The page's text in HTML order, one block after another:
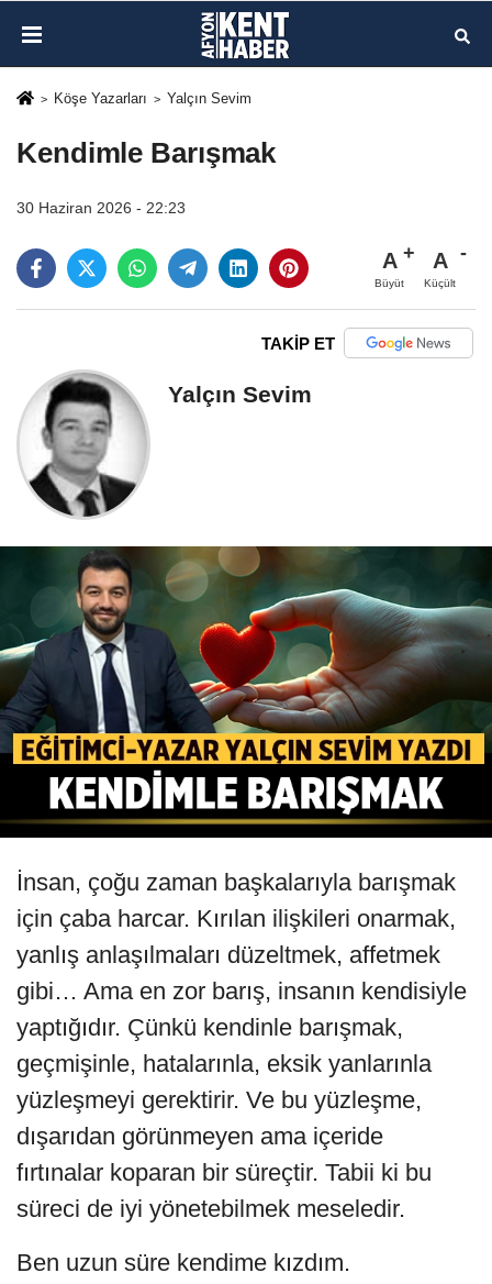
Köşe Yazarları Yalçın Sevim
Kendimle Barışmak
30 Haziran 2026 - 22:23
A
Büyüt
A
Küçült
TAKİP ET
Yalçın Sevim
İnsan, çoğu zaman başkalarıyla barışmak
için çaba harcar. Kırılan ilişkileri onarmak,
yanlış anlaşılmaları düzeltmek, affetmek
gibi… Ama en zor barış, insanın kendisiyle
yaptığıdır. Çünkü kendinle barışmak,
geçmişinle, hatalarınla, eksik yanlarınla
yüzleşmeyi gerektirir. Ve bu yüzleşme,
dışarıdan görünmeyen ama içeride
fırtınalar koparan bir süreçtir. Tabii ki bu
süreci de iyi yönetebilmek meseledir.
Ben uzun süre kendime kızdım.